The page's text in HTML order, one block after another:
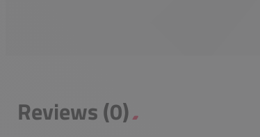
Reviews (0)